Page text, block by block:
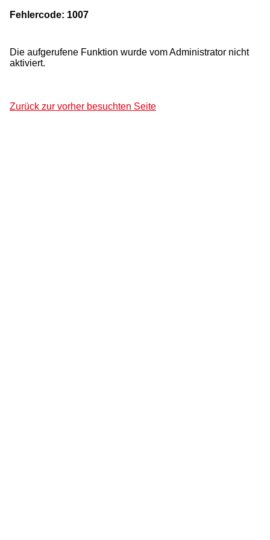
Fehlercode: 1007
Die aufgerufene Funktion wurde vom Administrator nicht
aktiviert.
Zurück zur vorher besuchten Seite